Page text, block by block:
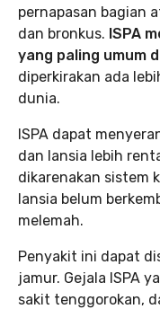
pernapasan bagian
dan bronkus. ISPA
yang paling umum
diperkirakan ada
dunia.
ISPA dapat
dan lansia lebih
dikarenakan sistem
lansia belum
melemah.
Penyakit ini dapat
jamur. Gejala ISPA
sakit tenggorokan,